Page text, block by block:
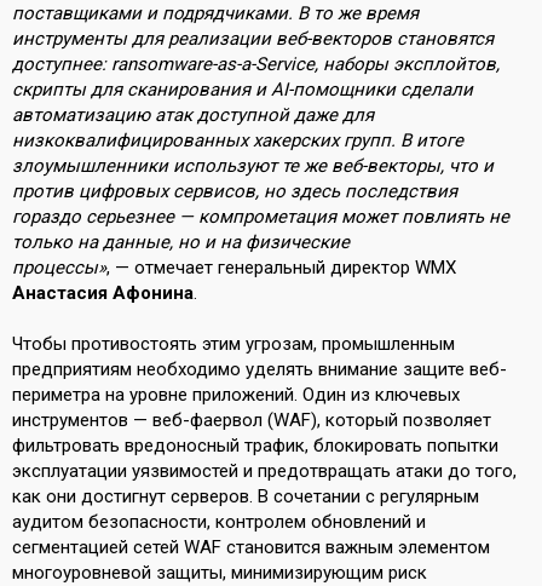
поставщиками и подрядчиками. В то же время
инструменты для реализации веб-векторов становятся
доступнее: ransomware-as-a-Service, наборы эксплойтов,
скрипты для сканирования и AI-помощники сделали
автоматизацию атак доступной даже для
низкоквалифицированных хакерских групп. В итоге
злоумышленники используют те же веб-векторы, что и
против цифровых сервисов, но здесь последствия
гораздо серьезнее — компрометация может повлиять не
только на данные, но и на физические
процессы», — отмечает генеральный директор WMX
Анастасия Афонина.
Чтобы противостоять этим угрозам, промышленным
предприятиям необходимо уделять внимание защите веб-
периметра на уровне приложений. Один из ключевых
инструментов — веб-фаервол (WAF), который позволяет
фильтровать вредоносный трафик, блокировать попытки
эксплуатации уязвимостей и предотвращать атаки до того,
как они достигнут серверов. В сочетании с регулярным
аудитом безопасности, контролем обновлений и
сегментацией сетей WAF становится важным элементом
многоуровневой защиты, минимизирующим риск